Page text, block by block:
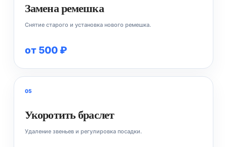
Замена ремешка
Снятие старого и установка нового ремешка.
от 500 ₽
05
Укоротить браслет
Удаление звеньев и регулировка посадки.